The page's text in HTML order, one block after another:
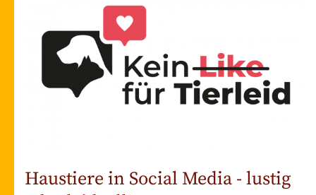
Haustiere in Social Media - lustig